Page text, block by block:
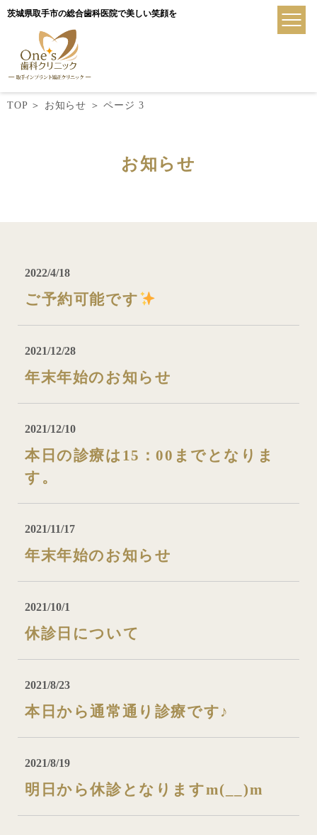
茨城県取手市の総合歯科医院で美しい笑顔を
TOP＞ お知らせ ＞ページ 3
お知らせ
2022/4/18
ご予約可能です
2021/12/28
年末年始のお知らせ
2021/12/10
本日の診療は15：00までとなりま
す。
2021/11/17
年末年始のお知らせ
2021/10/1
休診日について
2021/8/23
本日から通常通り診療です♪
2021/8/19
明日から休診となりますm(__)m